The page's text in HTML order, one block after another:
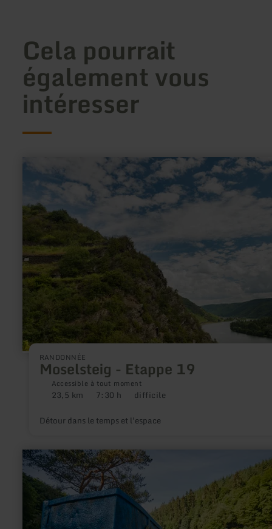
Cela pourrait
également vous
intéresser
RANDONNÉE
Moselsteig - Etappe 19
Accessible à tout moment
Distance
23,5 km Durée
7:30 h Difficulté
difficile
Détour dans le temps et l'espace
savoir
plus
Moselsteig
Etappe
en
savoir
plus
sur
Schieferregion
Kaulenbachtal